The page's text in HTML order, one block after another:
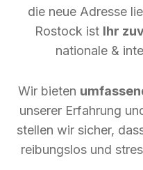
die neue Adresse
Rostock ist Ihr
nationale &
Wir bieten
unserer Erfahrung
stellen wir sicher,
reibungslos und